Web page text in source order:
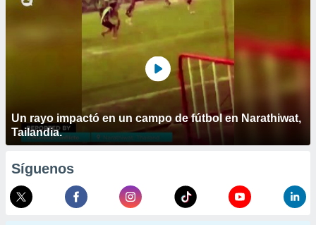
Un rayo impactó en un campo de fútbol en Narathiwat,
Tailandia.
Síguenos